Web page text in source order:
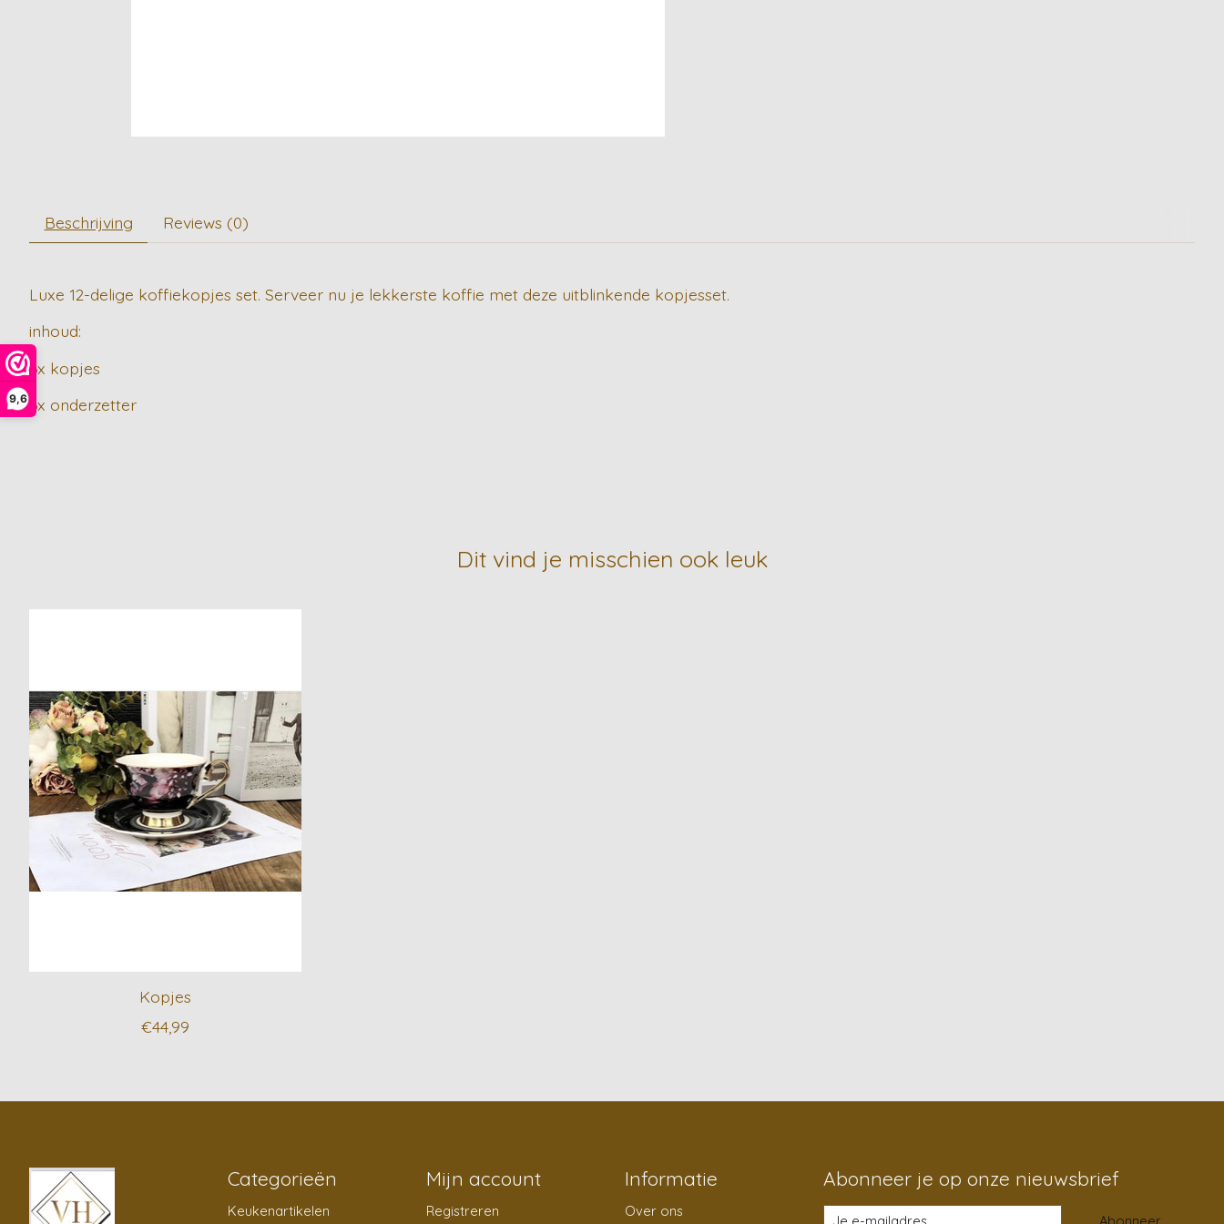
9,6
Beschrijving Reviews (0)
Luxe 12-delige koffiekopjes set. Serveer nu je lekkerste koffie met deze uitblinkende kopjesset.
inhoud:
6x kopjes
6x onderzetter
Dit vind je misschien ook leuk
Kopjes
€44,99
Categorieën
Keukenartikelen
Mijn account
Registreren
Informatie
Over ons
Abonneer je op onze nieuwsbrief